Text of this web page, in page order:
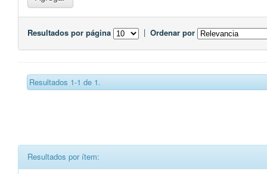
Resultados por página | Ordenar por
Resultados 1-1 de 1.
Resultados por ítem: